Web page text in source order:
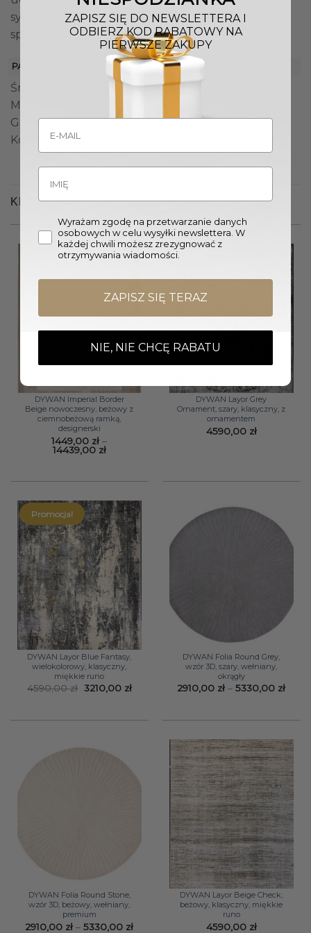
sypialniach, tworząc harmonijną atmosferę
sprzyjającą relaksowi.
PARAMETRY
Średnica dywanu: 200 cm / 250 cm / 300 cm ± 5%
Materiał: 100% Wiskoza
Gramatura: 3600 g/m² ± 5%
Kolor: Grafitowy
KLIENCI OGLĄDALI RÓWNIEŻ
DYWAN Imperial Border
Beige nowoczesny, beżowy z
ciemnobeżową ramką,
designerski
1449,00 zł –
14439,00 złZakres
do
DYWAN Layor Grey
Ornament, szary, klasyczny, z
ornamentem
4590,00 zł
Promocja!
DYWAN Layor Blue Fantasy,
wielokolorowy, klasyczny,
miękkie runo
4590,00zł
Pierwotna
cena
3210,00 złAktualna
DYWAN Folia Round Grey,
wzór 3D, szary, wełniany,
okrągły
2910,00 zł – 5330,00 zł
do
DYWAN Folia Round Stone,
wzór 3D, beżowy, wełniany,
premium
2910,00 zł – 5330,00 złZakres
DYWAN Layor Beige Check,
beżowy, klasyczny, miękkie
runo
4590,00 zł
ZAPISZ SIĘ DO NEWSLETTERA I
ODBIERZ KOD RABATOWY NA
PIERWSZE ZAKUPY
Wyrażam zgodę na przetwarzanie danych
osobowych w celu wysyłki newslettera. W
każdej chwili możesz zrezygnować z
otrzymywania wiadomości.
ZAPISZ SIĘ TERAZ
NIE, NIE CHCĘ RABATU